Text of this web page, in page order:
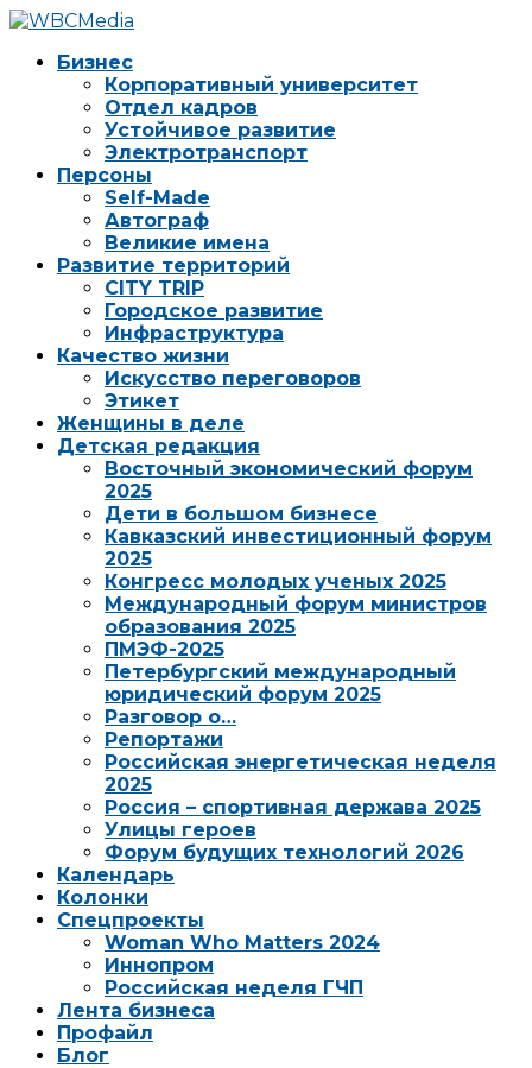
Бизнес
Корпоративный университет
Отдел кадров
Устойчивое развитие
Электротранспорт
Персоны
Self-Made
Автограф
Великие имена
Развитие территорий
CITY TRIP
Городское развитие
Инфраструктура
Качество жизни
Искусство переговоров
Этикет
Женщины в деле
Детская редакция
Восточный экономический форум
2025
Дети в большом бизнесе
Кавказский инвестиционный форум
2025
Конгресс молодых ученых 2025
Международный форум министров
образования 2025
ПМЭФ-2025
Петербургский международный
юридический форум 2025
Разговор о…
Репортажи
Российская энергетическая неделя
2025
Россия – спортивная держава 2025
Улицы героев
Форум будущих технологий 2026
Календарь
Колонки
Спецпроекты
Woman Who Matters 2024
Иннопром
Российская неделя ГЧП
Лента бизнеса
Профайл
Блог